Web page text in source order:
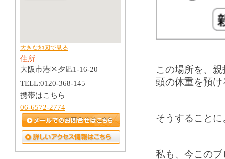
この場所を、
頭の体重を預
そうすること
私も、今この
大きな地図で見る
住所
大阪市港区夕凪1-16-20
TELL:0120-368-145
携帯はこちら
06-6572-2774